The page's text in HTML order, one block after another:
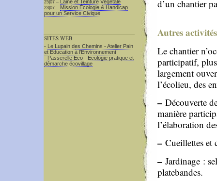
d’un chantier
Autres activités
Le chantier
participatif,
largement
l’écolieu, des
– Découverte
manière
l’élaboration
– Cueillettes et
– Jardinage :
platebandes.
25|07 – Laine et Teinture Végétale
23|07 – Mission Écologie & Handicap
pour un Service Civique
SITES WEB
- Le Lupain des Chemins - Atelier Pain
et Education à l’Environnement
- Passerelle Eco - Ecologie pratique et
démarche écovillage